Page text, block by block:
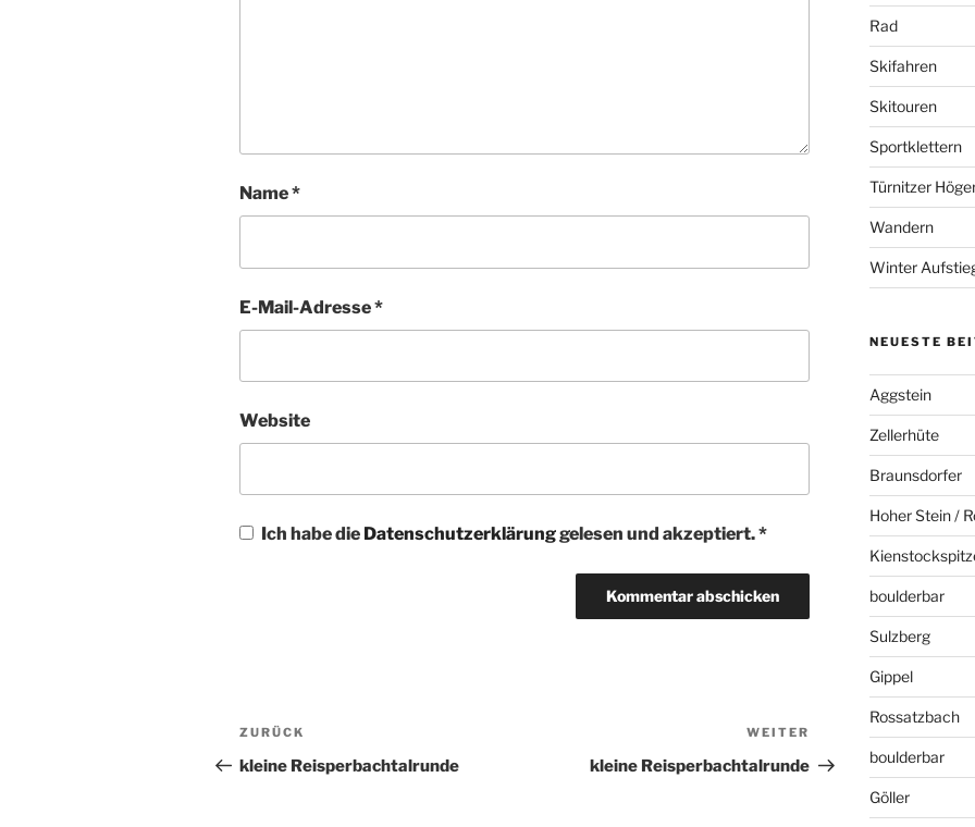
Name*
E-Mail-Adresse*
Website
Ich habe die Datenschutzerklärunggelesen und akzeptiert.*
Beitragsnavigation
Vorheriger
Beitrag
ZURÜCK
kleine Reisperbachtalrunde
Nächster
Beitrag
WEITER
kleine Reisperbachtalrunde
Rad
Skifahren
Skitouren
Sportklettern
Türnitzer
Wandern
Winter
NEUESTE
Aggstein
Zellerhüte
Braunsdorfer
Hoher Stein /
boulderbar
Sulzberg
Gippel
Rossatzbach
boulderbar
Göller